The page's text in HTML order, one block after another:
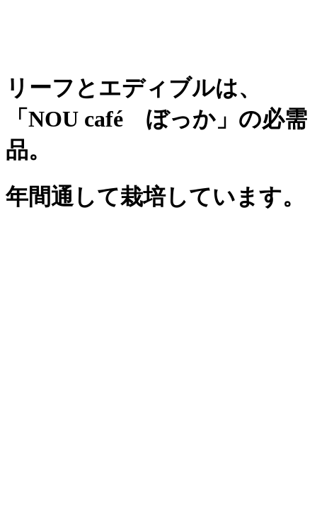
リーフとエディブルは、
「NOU café ぼっか」の必需
品。
年間通して栽培しています。